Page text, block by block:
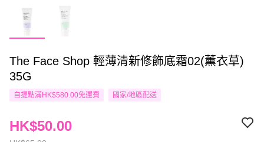
The Face Shop 輕薄清新修飾底霜02(薰衣草)
35G
自提點滿HK$580.00免運費 國家/地區配送
HK$50.00